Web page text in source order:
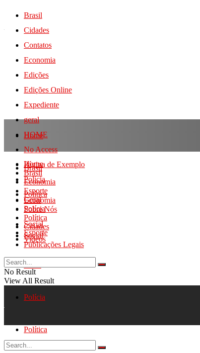
Brasil
Cidades
Contatos
Economia
Edições
Edições Online
Expediente
geral
HOME
No Access
Página de Exemplo
Polícia
Política
Sobre Nós
Social
Videos
Home
Brasil
Economia
Esporte
Geral
Polícia
Política
Home
Brasil
Economia
Esporte
Geral
Polícia
Política
Cidades
Social
Publicações Legais
No Result
View All Result